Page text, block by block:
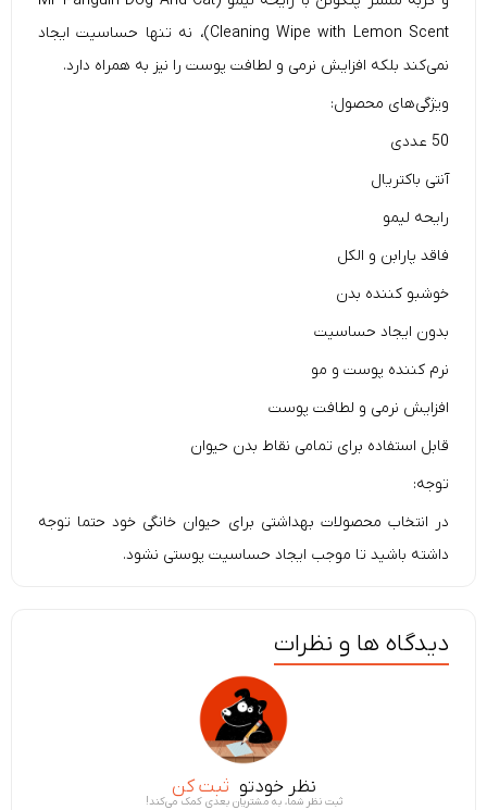
Cleaning Wipe with Lemon Scent)، نه تنها حساسیت ایجاد
نمی‌کند بلکه افزایش نرمی و لطافت پوست را نیز به همراه دارد.
ویژگی‌های محصول:
50 عددی
آنتی باکتریال
رایحه لیمو
فاقد پارابن و الکل
خوشبو کننده بدن
بدون ایجاد حساسیت
نرم کننده پوست و مو
افزایش نرمی و لطافت پوست
قابل استفاده برای تمامی نقاط بدن حیوان
توجه:
در انتخاب محصولات بهداشتی برای حیوان خانگی خود حتما توجه
داشته باشید تا موجب ایجاد حساسیت پوستی نشود.
دیدگاه ها و نظرات
نظر خودتو ثبت کن
ثبت نظر شما، به مشتریان بعدی کمک می‌کند!